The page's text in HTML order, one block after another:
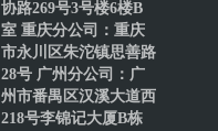
协路269号3号楼6楼B
室 重庆分公司：重庆
市永川区朱沱镇思善路
28号 广州分公司：广
州市番禺区汉溪大道西
218号李锦记大厦B栋